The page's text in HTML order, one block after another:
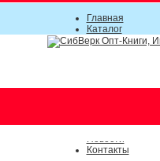
Главная
Каталог
Прайс-листы
Доставка
Новости
Контакты